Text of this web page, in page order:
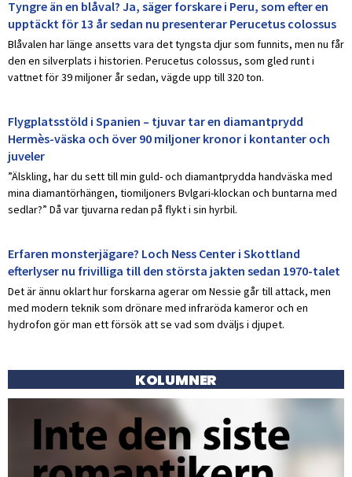
Tyngre än en blåval? Ja, säger forskare i Peru, som efter en
upptäckt för 13 år sedan nu presenterar Perucetus colossus
Blåvalen har länge ansetts vara det tyngsta djur som funnits, men nu får
den en silverplats i historien. Perucetus colossus, som gled runt i
vattnet för 39 miljoner år sedan, vägde upp till 320 ton.
Flygplatsstöld i Spanien – tjuvar tar en diamantprydd
Hermès-väska och över 90 miljoner kronor i kontanter och
juveler
”Älskling, har du sett till min guld- och diamantprydda handväska med
mina diamantörhängen, tiomiljoners Bvlgari-klockan och buntarna med
sedlar?” Då var tjuvarna redan på flykt i sin hyrbil.
Erfaren monsterjägare? Loch Ness Center i Skottland
efterlyser nu frivilliga till den största jakten sedan 1970-talet
Det är ännu oklart hur forskarna agerar om Nessie går till attack, men
med modern teknik som drönare med infraröda kameror och en
hydrofon gör man ett försök att se vad som dväljs i djupet.
KOLUMNER